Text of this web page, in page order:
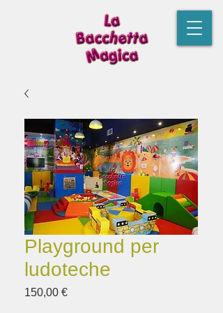
Playground per
ludoteche
150,00 €Prezzo